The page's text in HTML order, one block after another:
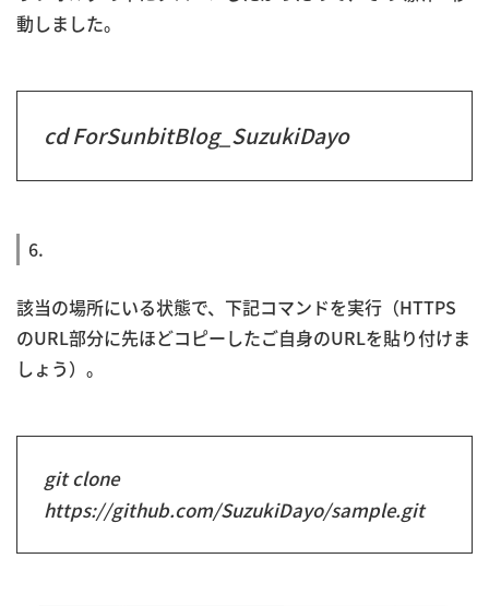
動しました。
cd ForSunbitBlog_SuzukiDayo
6.
該当の場所にいる状態で、下記コマンドを実行（HTTPS
のURL部分に先ほどコピーしたご自身のURLを貼り付けま
しょう）。
git clone
https://github.com/SuzukiDayo/sample.git